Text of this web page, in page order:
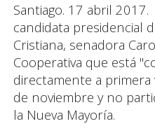
Santiago. 17 abril
candidata presidencial
Cristiana, senadora
Cooperativa que está
directamente a
de noviembre y no
la Nueva Mayoría.